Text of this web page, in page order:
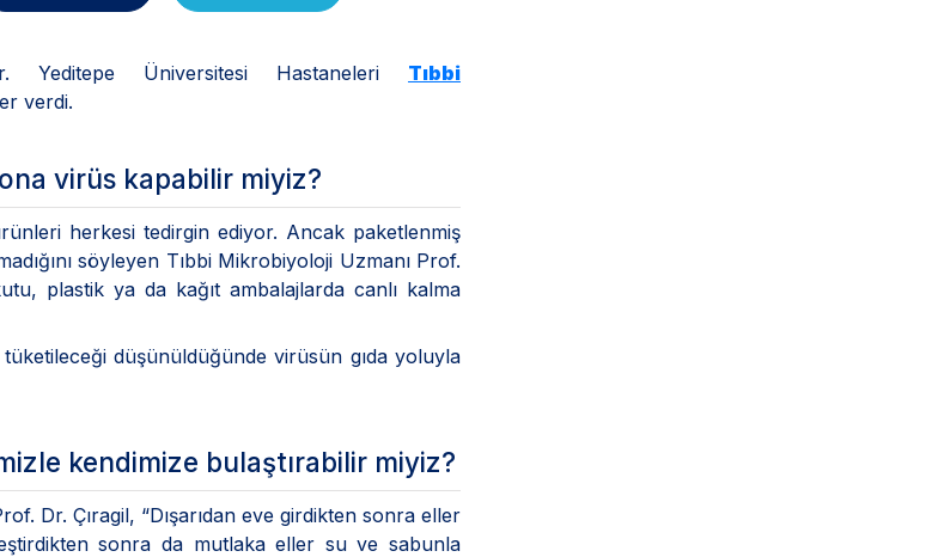
Yeditepe Üniversitesi Hastaneleri Tıbbi
verdi.
virüs kapabilir miyiz?
herkesi tedirgin ediyor. Ancak paketlenmiş
söyleyen Tıbbi Mikrobiyoloji Uzmanı Prof.
plastik ya da kağıt ambalajlarda canlı kalma
düşünüldüğünde virüsün gıda yoluyla
kendimize bulaştırabilir miyiz?
Dr. Çıragil, “Dışarıdan eve girdikten sonra eller
sonra da mutlaka eller su ve sabunla